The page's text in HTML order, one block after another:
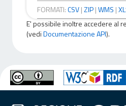
FORMATI:CSV|ZIP|WMS |
E' possibile inoltre accedere al
(vediDocumentazione API).